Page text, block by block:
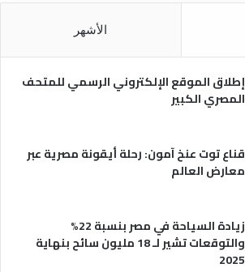
ر
الأشهر
إطلاق الموقع الإلكتروني الرسمي للمتحف
المصري الكبير
قناع توت عنخ آمون: رحلة أيقونة مصرية عبر
معارض العالم
زيادة السياحة في مصر بنسبة 22%
والتوقعات تشير لـ 18 مليون سائح بنهاية
2025